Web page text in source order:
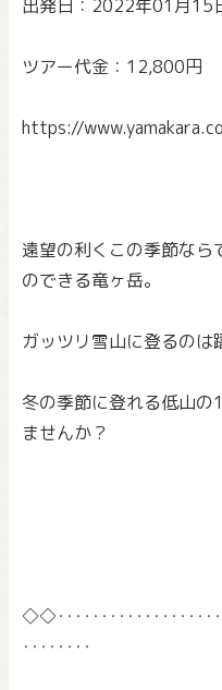
出発日：2022年01月15
ツアー代金：12,800円
https://
遠望の利くこの季節なら
のできる竜ヶ岳。
ガッツリ雪山に登るのは
冬の季節に登れる低山
ませんか？
‥‥‥‥